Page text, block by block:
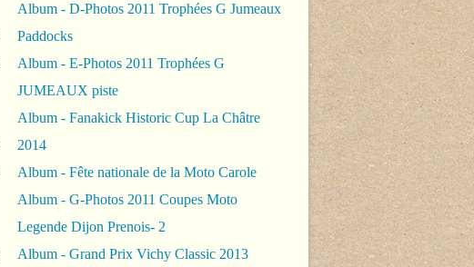
Album - D-Photos 2011 Trophées G Jumeaux
Paddocks
Album - E-Photos 2011 Trophées G
JUMEAUX piste
Album - Fanakick Historic Cup La Châtre
2014
Album - Fête nationale de la Moto Carole
Album - G-Photos 2011 Coupes Moto
Legende Dijon Prenois- 2
Album - Grand Prix Vichy Classic 2013